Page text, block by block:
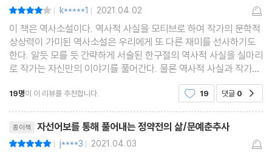
| k*****1 | 2021.04.02
이 책은 역사소설이다. 역사적 사실을 모티브로 하여 작가의 문학적
상상력이 가미된 역사소설은 우리에게 또 다른 재미를 선사하기도
한다. 알듯 모를 듯 간략하게 서술된 한구절의 역사적 사실을 실마리
로 작가는 자신만의 이야기를 풀어간다. 물론 역사적 사실과 작가가
그려낸 소설 속 허구는 분명하게 구분되어야 하지만, 이러한 역사소
설을 통해 우리는 당시의 사회상과 등장하는
19명이 이 리뷰를 추천합니다. 19 댓글 0
종이책 자선어보를 통해 풀어내는 정약전의 삶/문예춘추사
| j****3 | 2021.04.03